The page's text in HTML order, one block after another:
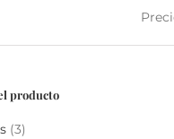
producto
(3)